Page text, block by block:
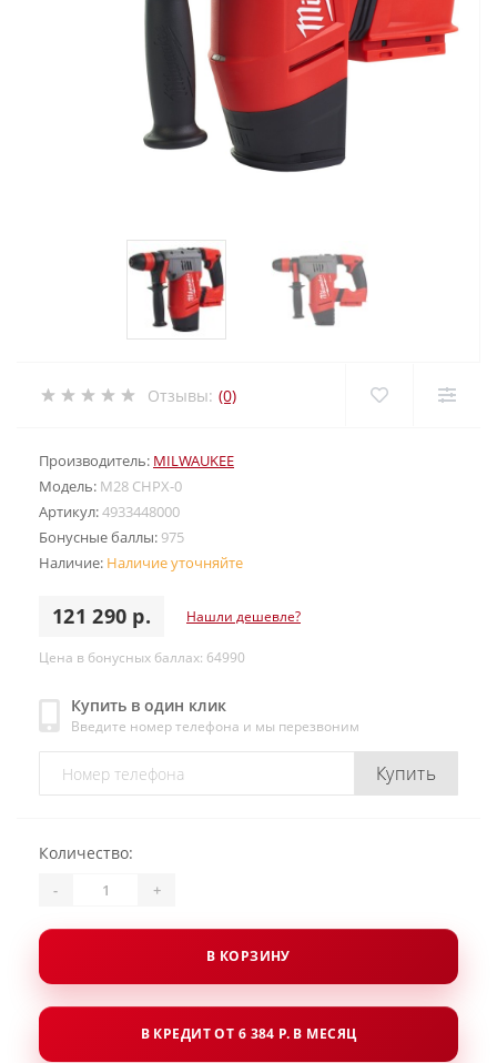
Отзывы: (0)
Производитель: MILWAUKEE
Модель: M28 CHPX-0
Артикул:4933448000
Бонусные баллы: 975
Наличие: Наличие уточняйте
121 290 р. Нашли дешевле?
Цена в бонусных баллах: 64990
Купить в один клик
Введите номер телефона и мы перезвоним
Купить
Количество:
- +
В КОРЗИНУ
В КРЕДИТ ОТ 6 384 Р. В МЕСЯЦ